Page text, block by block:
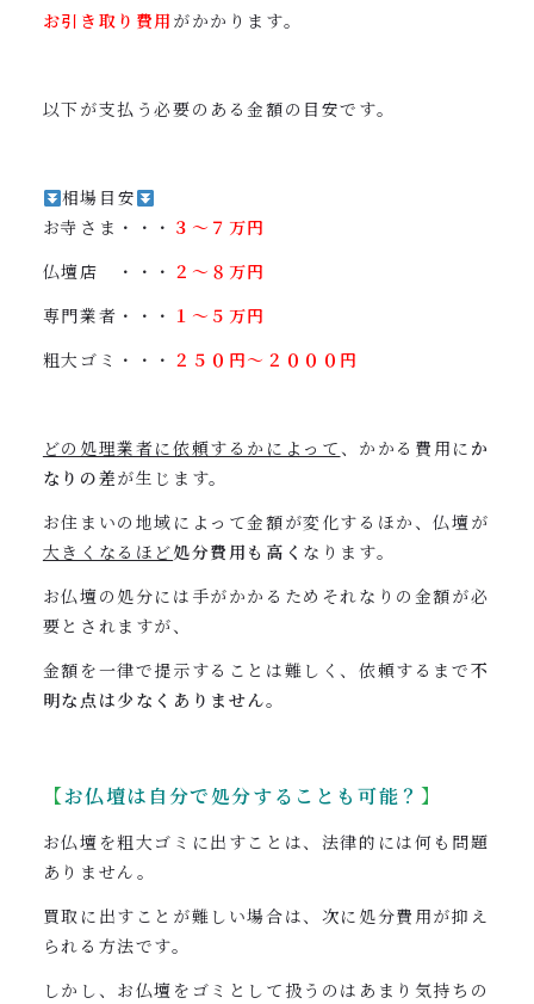
お引き取り費用 がかかります。
以下が支払う必要のある金額の目安です。
相場目安
お寺さま・・・ ３〜７万円
仏壇店 ・・・ ２〜８万円
専門業者・・・ １〜５万円
粗大ゴミ・・・ ２５０円〜２０００円
どの処理業者に依頼するかによって、かかる費用に か
なりの差が生じます。
お住まいの地域によって金額が変化するほか、仏壇が
大きくなるほど処分費用も高く なります。
お仏壇の処分には手がかかるためそれなりの金額が必
要とされますが、
金額を一律で提示することは難しく、依頼するまで不
明な点は少なくありません。
【お仏壇は 自分で処分することも可能？ 】
お仏壇を粗大ゴミに出すことは、法律的には何も問題
ありません。
買取に出すことが難しい場合は、次に処分費用が抑え
られる方法です。
しかし、お仏壇をゴミとして扱うのはあまり気持ちの